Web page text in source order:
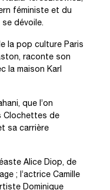
féministe et du
se dévoile.
la pop culture Paris
raconte son
la maison Karl
que l’on
Clochettes de
sa carrière
Alice Diop, de
; l’actrice Camille
Dominique